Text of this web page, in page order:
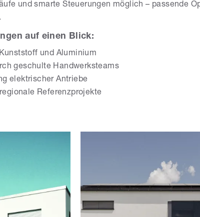
und smarte Steuerungen möglich – passende
auf einen Blick:
und Aluminium
geschulte Handwerksteams
elektrischer Antriebe
Referenzprojekte